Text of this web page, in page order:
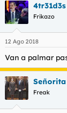
4tr31d3s
Frikazo
12 Ago 2018
Van a palmar
Señorita
Freak